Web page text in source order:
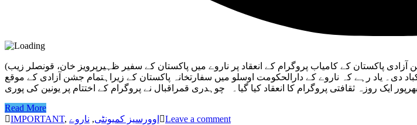
(اوسلو (خصوصی رپورٹ پاکستان یونین ناروے کے چیئرمین چوہدری قمراقبال نے چودہ اگست جشن آزادی پاکستان کے کامیاب پروگرام کے انعقاد پر ناروے میں پاکستان کے سفیر ظہیرپرویز خان، قونصلر زیب
دی۔ یاد رہے کہ ناروے کے دارالحکومت اوسلو میں سفارتخانہ پاکستان کے زیراہتمام جشن آزادی کے موقع
Read More
IMPORTANT, اوورسیز کمیونٹی, ناروے Leave a comment